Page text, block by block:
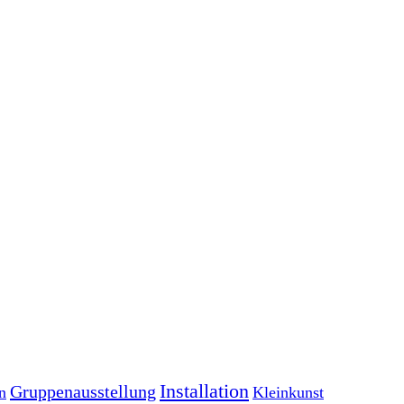
Gruppenausstellung Installation Kleinkunst